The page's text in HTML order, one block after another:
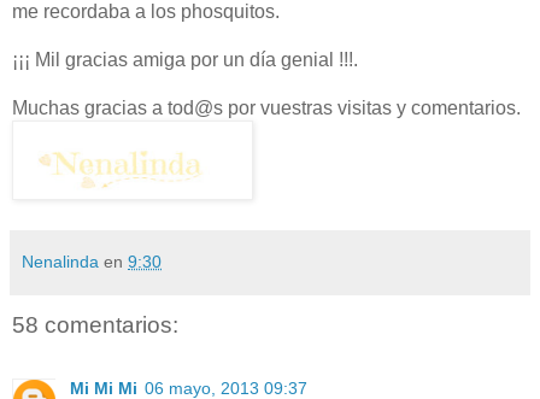
me recordaba a los phosquitos.
¡¡¡ Mil gracias amiga por un día genial !!!.
Muchas gracias a tod@s por vuestras visitas y comentarios.
Nenalinda en 9:30
58 comentarios:
Mi Mi Mi 06 mayo, 2013 09:37